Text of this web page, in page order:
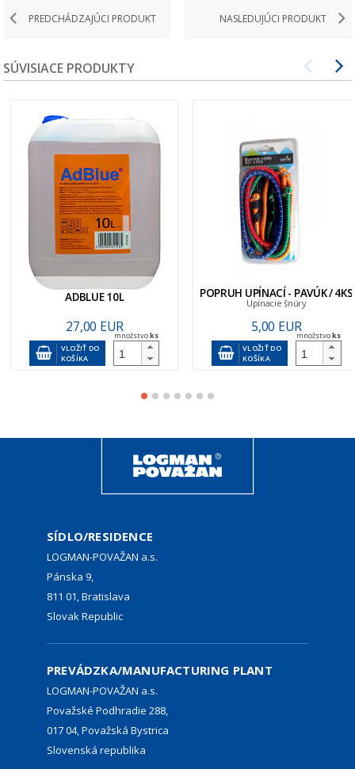
NASLEDUJÚCI PRODUKT
PREDCHÁDZAJÚCI PRODUKT
SÚVISIACE PRODUKTY
ADBLUE 10L
27,00 EUR
VLOŽIŤ DO
KOŠÍKA
množstvoks
POPRUH UPÍNACÍ - PAVÚK / 4KS
Upínacie šnúry
5,00 EUR
VLOŽIŤ DO
KOŠÍKA
množstvoks
SÍDLO/RESIDENCE
LOGMAN-POVAŽAN a.s.
Pánska 9,
811 01, Bratislava
Slovak Republic
PREVÁDZKA/MANUFACTURING PLANT
LOGMAN-POVAŽAN a.s.
Považské Podhradie 288,
017 04, Považská Bystrica
Slovenská republika